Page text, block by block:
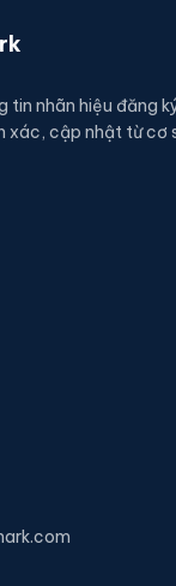
tin nhãn hiệu đăng
xác, cập nhật từ cơ